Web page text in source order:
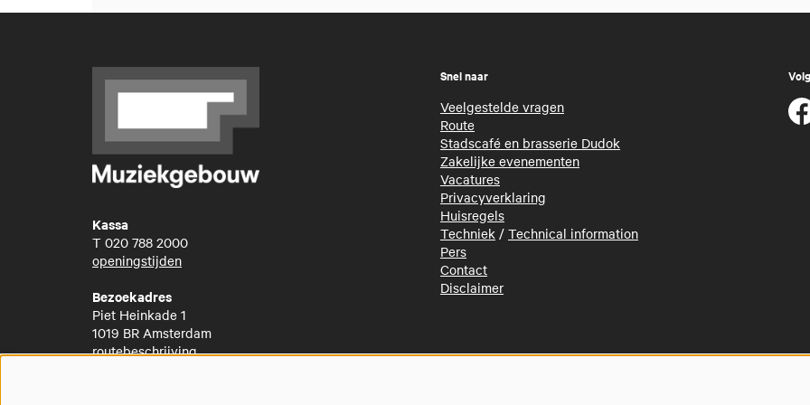
Kassa
T 020 788 2000
openingstijden
Bezoekadres
Piet Heinkade 1
1019 BR Amsterdam
routebeschrijving
Snel naar
Veelgestelde vragen
Route
Stadscafé en brasserie Dudok
Zakelijke evenementen
Vacatures
Privacyverklaring
Huisregels
Techniek / Technical information
Pers
Contact
Disclaimer